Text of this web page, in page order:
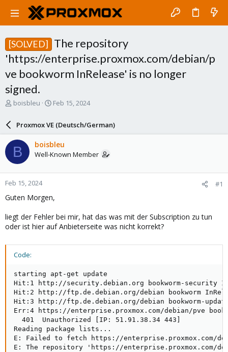
[SOLVED]
The repository
'https://enterprise.proxmox.com/debian/p
ve bookworm InRelease' is no longer
signed.
T
a
d
s
t
a
r
t
e
boisbleu
S
a
r
d
a
e
Feb 15, 2024
Proxmox VE (Deutsch/German)
B boisbleu
Well-Known Member
Feb 15, 2024 #1
Guten Morgen,
liegt der Fehler bei mir, hat das was mit der Subscription zu tun
oder ist hier auf Anbieterseite was nicht korrekt?
Code:
starting apt-get update
Hit:1 http://security.debian.org bookworm-security
Hit:2 http://ftp.de.debian.org/debian bookworm
Hit:3 http://ftp.de.debian.org/debian bookworm-
Err:4 https://enterprise.proxmox.com/debian/pve
  401  Unauthorized [IP: 51.91.38.34 443]
Reading package lists...
E: Failed to fetch https://enterprise.proxmox.com/
E: The repository 'https://enterprise.proxmox.com/